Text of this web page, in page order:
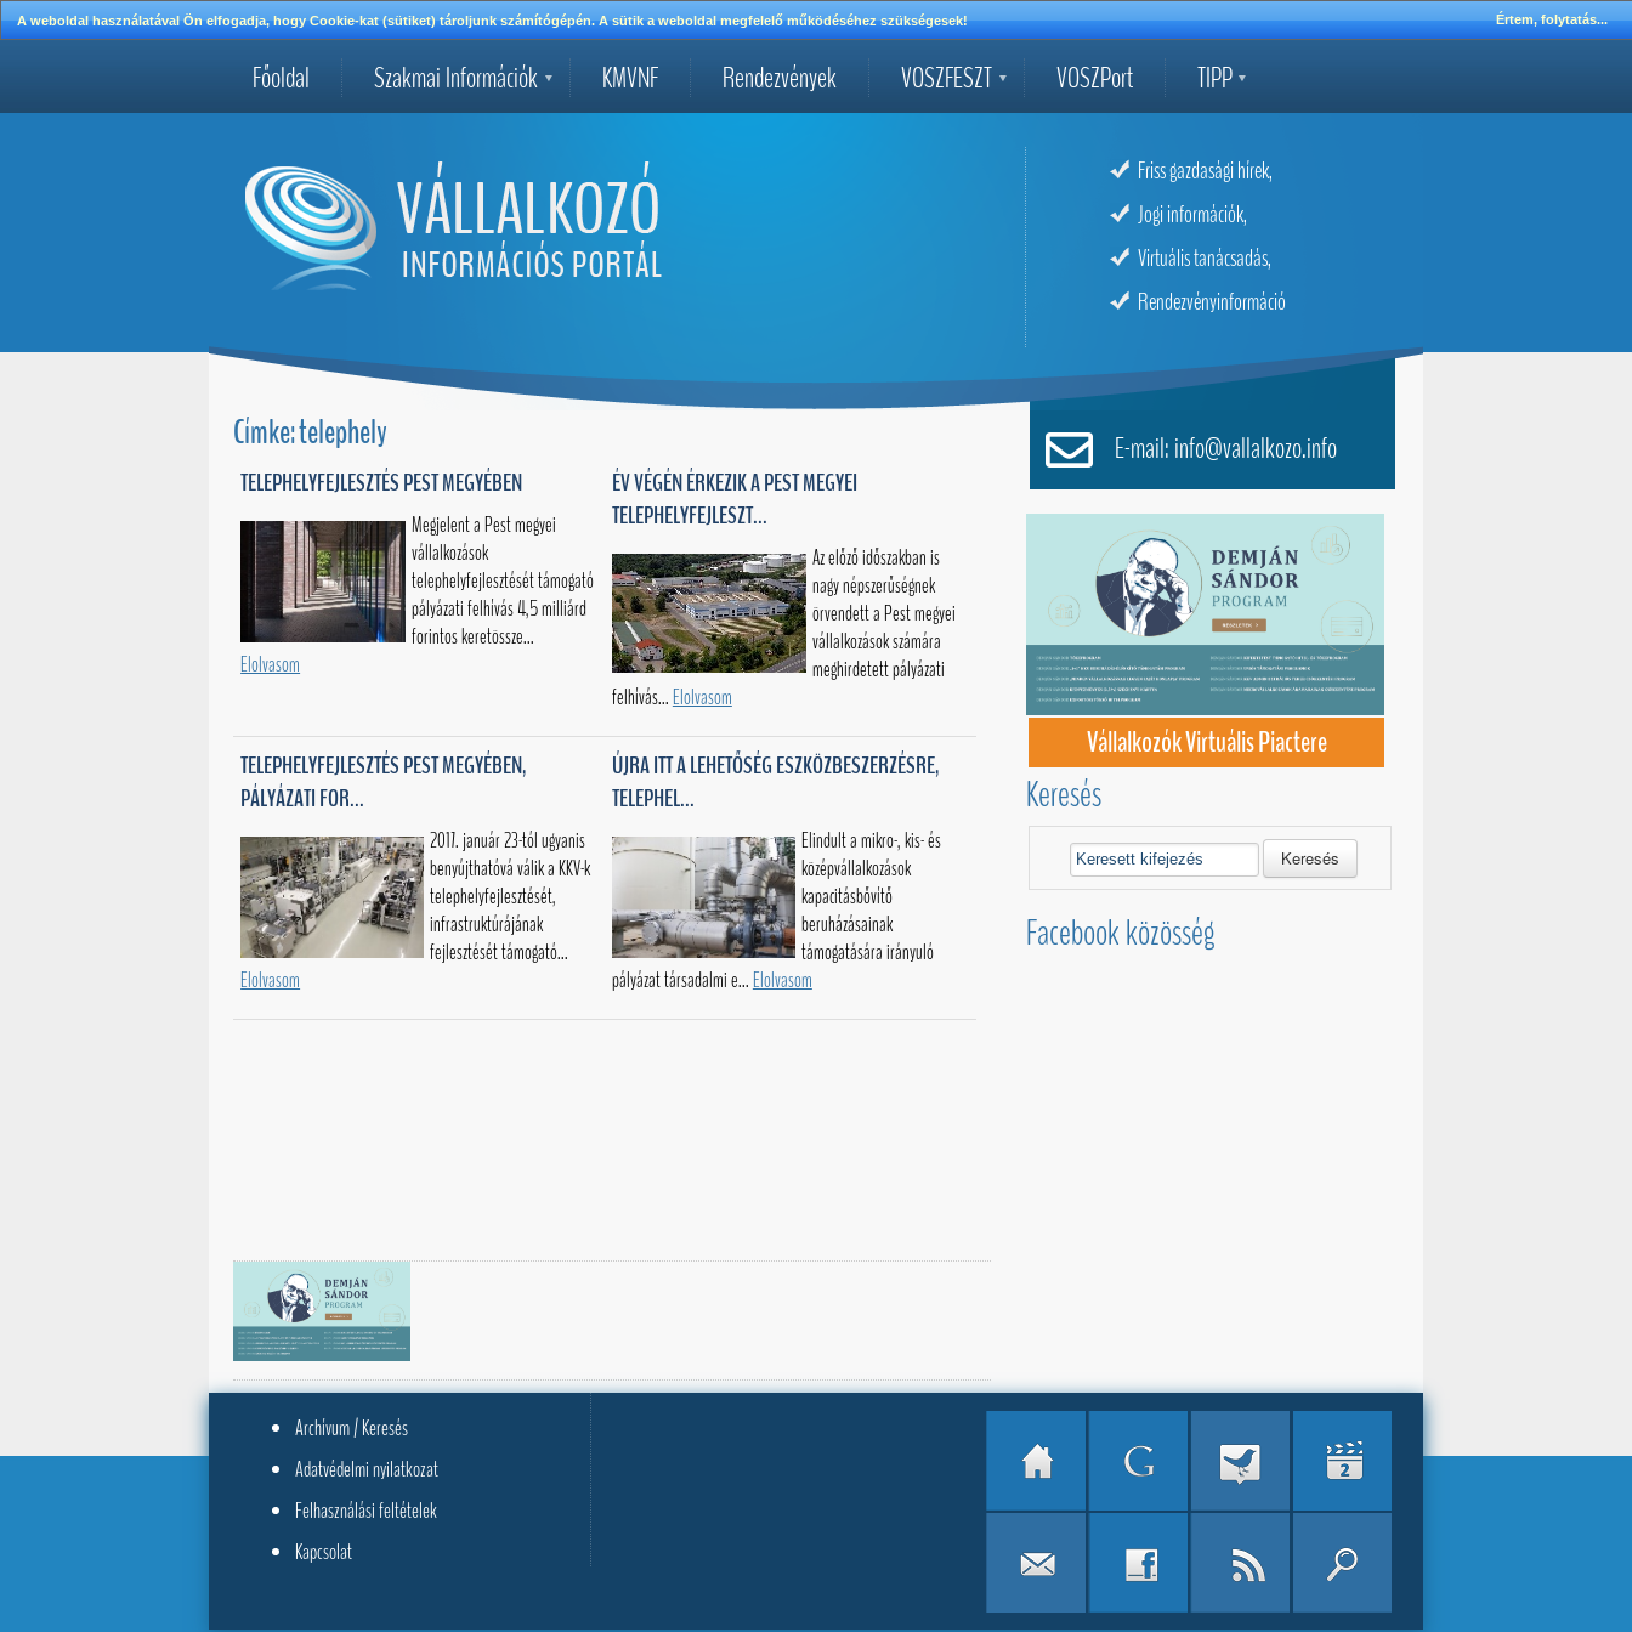
A weboldal használatával Ön elfogadja, hogy Cookie-kat (sütiket) tároljunk számítógépén. A sütik a weboldal megfelelő működéséhez szükségesek! Értem, folytatás...
Főoldal Szakmai Információk KMVNF Rendezvények VOSZFESZT VOSZPort TIPP
Friss gazdasági hírek,
Jogi információk,
Virtuális tanácsadás,
Rendezvényinformáció
Címke: telephely
TELEPHELYFEJLESZTÉS PEST MEGYÉBEN
Megjelent a Pest megyei
vállalkozások
telephelyfejlesztését támogató
pályázati felhívás 4,5 milliárd
forintos keretössze...
Elolvasom
ÉV VÉGÉN ÉRKEZIK A PEST MEGYEI
TELEPHELYFEJLESZT...
Az előző időszakban is
nagy népszerűségnek
örvendett a Pest megyei
vállalkozások számára
meghirdetett pályázati
felhívás... Elolvasom
TELEPHELYFEJLESZTÉS PEST MEGYÉBEN,
PÁLYÁZATI FOR...
2017. január 23-tól ugyanis
benyújthatóvá válik a KKV-k
telephelyfejlesztését,
infrastruktúrájának
fejlesztését támogató...
Elolvasom
ÚJRA ITT A LEHETŐSÉG ESZKÖZBESZERZÉSRE,
TELEPHEL...
Elindult a mikro-, kis- és
középvállalkozások
kapacitásbővítő
beruházásainak
támogatására irányuló
pályázat társadalmi e... Elolvasom
E-mail: info@vallalkozo.info
Vállalkozók Virtuális Piactere
Keresés
Keresés
Facebook közösség
Archívum / Keresés
Adatvédelmi nyilatkozat
Felhasználási feltételek
Kapcsolat